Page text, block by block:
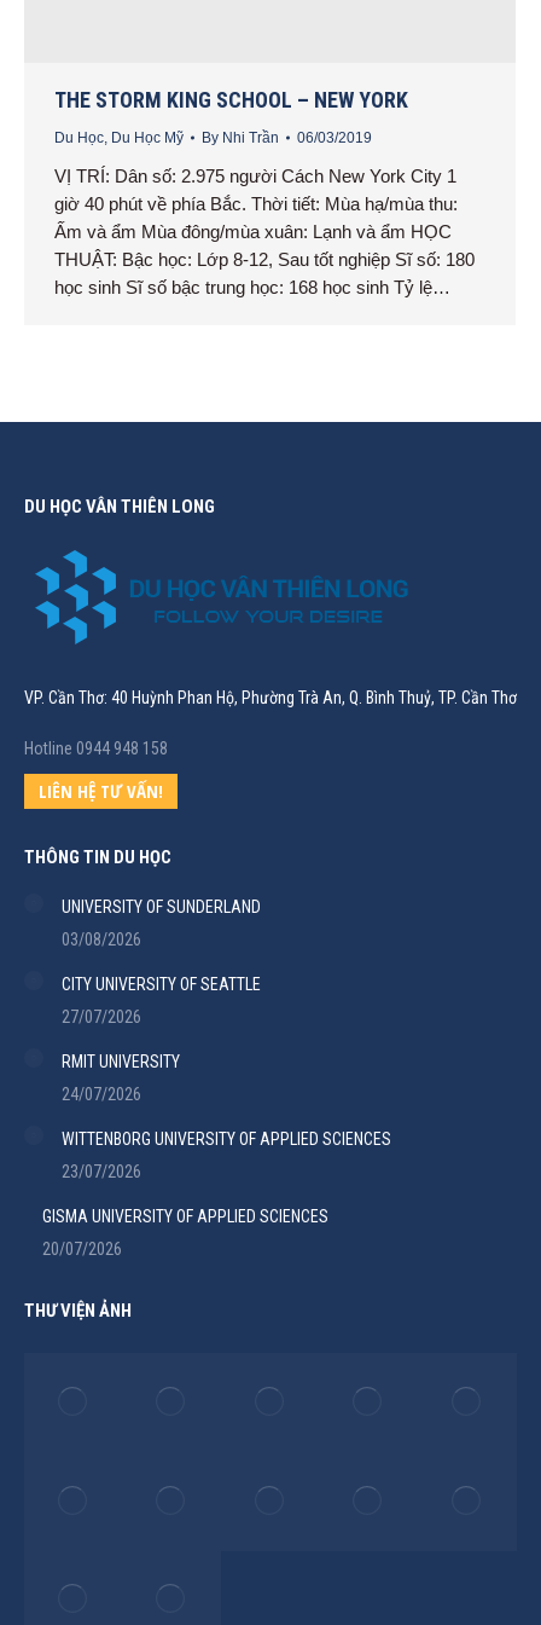
THE STORM KING SCHOOL – NEW YORK
Du Học, Du Học Mỹ By Nhi Trần 06/03/2019
VỊ TRÍ: Dân số: 2.975 người Cách New York City 1
giờ 40 phút về phía Bắc. Thời tiết: Mùa hạ/mùa thu:
Ấm và ẩm Mùa đông/mùa xuân: Lạnh và ẩm HỌC
THUẬT: Bậc học: Lớp 8-12, Sau tốt nghiệp Sĩ số: 180
học sinh Sĩ số bậc trung học: 168 học sinh Tỷ lệ…
DU HỌC VÂN THIÊN LONG
VP. Cần Thơ: 40 Huỳnh Phan Hộ, Phường Trà An, Q. Bình Thuỷ, TP. Cần Thơ
Hotline 0944 948 158
LIÊN HỆ TƯ VẤN!
THÔNG TIN DU HỌC
UNIVERSITY OF SUNDERLAND
03/08/2026
CITY UNIVERSITY OF SEATTLE
27/07/2026
RMIT UNIVERSITY
24/07/2026
WITTENBORG UNIVERSITY OF APPLIED SCIENCES
23/07/2026
GISMA UNIVERSITY OF APPLIED SCIENCES
20/07/2026
THƯ VIỆN ẢNH